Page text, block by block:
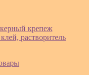
крепеж
растворитель